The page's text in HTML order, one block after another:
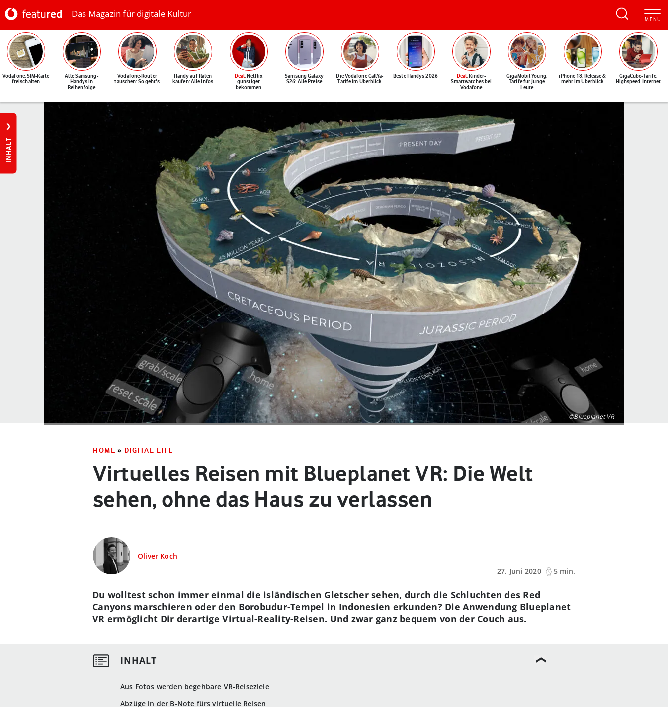
Das Magazin für digitale Kultur
Vodafone: SIM-Karte
freischalten
Alle Samsung-
Handys in
Reihenfolge
Vodafone-Router
tauschen: So geht's
Handy auf Raten
kaufen: Alle Infos
Deal: Netflix
günstiger
bekommen
Samsung Galaxy
S26: Alle Preise
Die Vodafone CallYa-
Tarife im Überblick
Beste Handys 2026 Deal: Kinder-
Smartwatches bei
Vodafone
GigaMobil Young:
Tarife für junge
Leute
iPhone 18: Release &
mehr im Überblick
GigaCube-Tarife:
Highspeed-Internet
INHALT
©Blueplanet VR
HOME » DIGITAL LIFE
Virtuelles Reisen mit Blueplanet VR: Die Welt
sehen, ohne das Haus zu verlassen
Oliver Koch
27. Juni 2020
5 min.
Aus Fotos werden begehbare VR-Reiseziele
Abzüge in der B-Note fürs virtuelle Reisen
Du wolltest schon immer einmal die isländischen Gletscher sehen, durch die Schluchten des Red
Canyons marschieren oder den Borobudur-Tempel in Indonesien erkunden? Die Anwendung Blueplanet
VR ermöglicht Dir derartige Virtual-Reality-Reisen. Und zwar ganz bequem von der Couch aus.